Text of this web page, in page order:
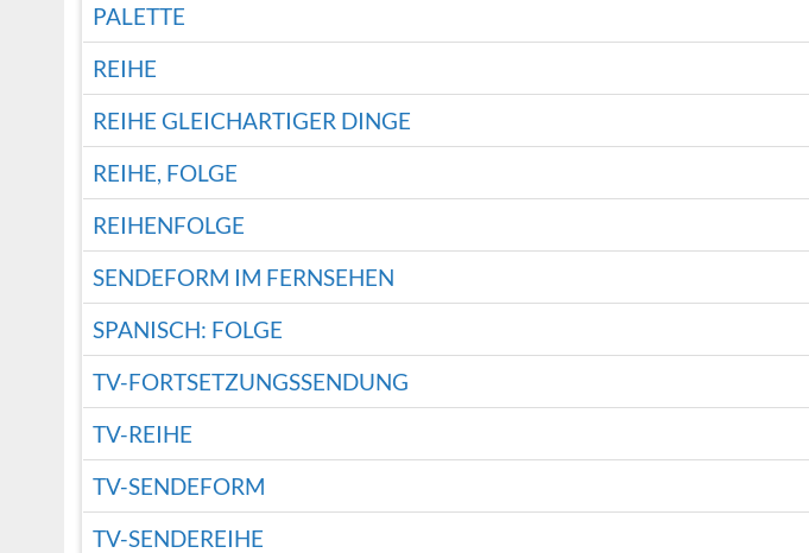
PALETTE
REIHE
REIHE GLEICHARTIGER DINGE
REIHE, FOLGE
REIHENFOLGE
SENDEFORM IM FERNSEHEN
SPANISCH: FOLGE
TV-FORTSETZUNGSSENDUNG
TV-REIHE
TV-SENDEFORM
TV-SENDEREIHE